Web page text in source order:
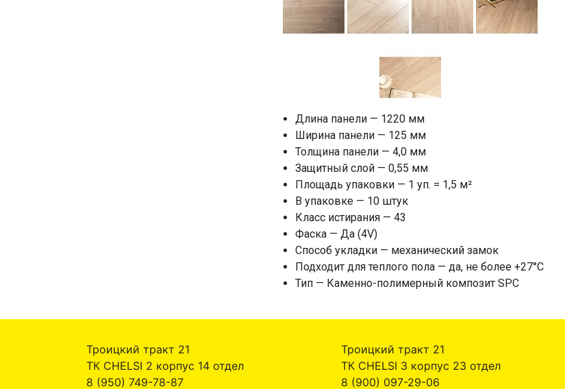
Длина панели — 1220 мм
Ширина панели — 125 мм
Толщина панели — 4,0 мм
Защитный слой — 0,55 мм
Площадь упаковки — 1 уп. = 1,5 м²
В упаковке — 10 штук
Класс истирания — 43
Фаска — Да (4V)
Способ укладки — механический замок
Подходит для теплого пола — да, не более +27°C
Тип — Каменно-полимерный композит SPC
Троицкий тракт 21
ТК CHELSI 2 корпус 14 отдел
8 (950) 749-78-87
Троицкий тракт 21
ТК CHELSI 3 корпус 23 отдел
8 (900) 097-29-06